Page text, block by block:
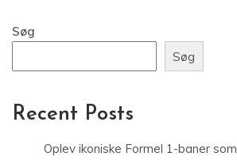
Søg
Søg
Recent Posts
Oplev ikoniske Formel 1-baner